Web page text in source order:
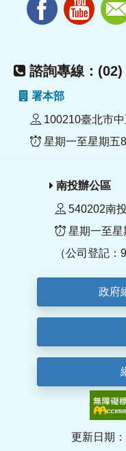
諮詢專線：
署本部
100210臺北市
星期一至星期五
南投辦公區
540202南
星期一至
（公司登記
政府
更新日期